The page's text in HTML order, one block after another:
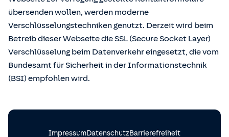
übersenden wollen, werden moderne
Verschlüsselungstechniken genutzt. Derzeit wird beim
Betreib dieser Webseite die SSL (Secure Socket Layer)
Verschlüsselung beim Datenverkehr eingesetzt, die vom
Bundesamt für Sicherheit in der Informationstechnik
(BSI) empfohlen wird.
ImpressumDatenschutzBarrierefreiheit